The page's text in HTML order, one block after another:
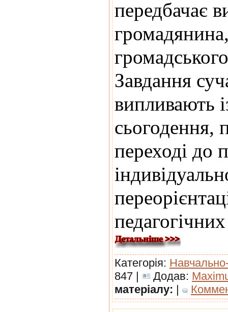
передбачає
Завдання
випливають
сьогодення,
переході до
Категорія:
847 |
Додав:
матеріалу: